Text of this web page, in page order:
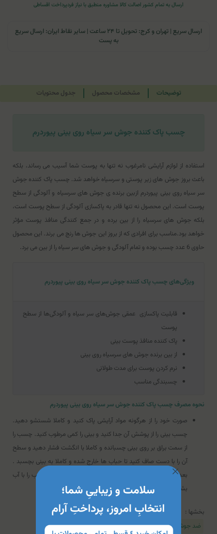
ارسال به تمام کشوراصالت کالا مشاوره منطبق با نیاز فردپرداخت اقساطی
ارسال سریع | تهران و کرج: تحویل تا ۲۴ ساعت | سایر نقاط ایران: ارسال سریع
به پست
توضیحات مشخصات محصول جدول محتویات
چسب پاک کننده جوش سر سیاه روی بینی پیوردرم
استفاده از لوازم آرایشی نامرغوب نه تنها به پوست شما آسیب می ‌رساند، بلکه
باعث بروز جوش‌ های زیر پوستی و سرسیاه خواهد شد. چسب پاک کننده جوش
سر سیاه روی بینی پیوردرم ازبین ‌برنده ‌ی جوش‌ های سرسیاه و آلودگی از سطح
پوست است. این محصول نه تنها قادر به پاکسازی آلودگی از سطح پوست است،
بلکه جوش ‌های سرسیاه را از بین برده و در جمع‌ کنندگی منافذ پوست مؤثر
خواهد بود.مناسب برای افرادی که از بروز این جوش ‌ها رنج می ‌برند. این محصول
حاوی 6 عدد چسب بوده و تمام آلودگی و جوش‌ های سر سیاه را از بین می ‌برد.
ویژگی‌های چسب پاک کننده جوش سر سیاه روی بینی پیوردرم
قابلیت پاکسازی عمقی جوش‌های سر سیاه و آلودگی‌ها از سطح
پوست
پاک کننده منافذ پوست بینی
از بین برنده جوش های سرسیاه روی بینی
نرم کردن پوست برای مدت طولانی
چسبندگی مناسب
نحوه مصرف چسب پاک کننده جوش سر سیاه روی بینی پیوردرم
صورت خود را از هرگونه مواد آرایشی پاک کنید و کاملا شستشو دهید.
چسب بینی را از پوشش آن جدا کنید و بینی را کمی مرطوب کنید. چسب را
از سمت براق بر روی بینی چسبانده و کاملا با انگشت فشار دهید و سطح
آن را با دست صاف کنید تا حباب ها خارج شده و کاملا به بینی بچسبد .
بعد از 15 دقیقه چسب را به آرامی جدا کنید و باقی مانده چسب را با آب
بشویید.
بخشها :
ضد جوش و آکنه